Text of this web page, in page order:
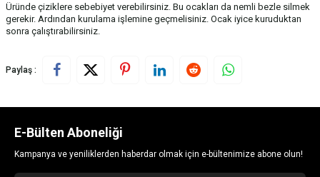
Üründe çiziklere sebebiyet verebilirsiniz. Bu ocakları da nemli bezle silmek
gerekir. Ardından kurulama işlemine geçmelisiniz. Ocak iyice kuruduktan
sonra çalıştırabilirsiniz.
Paylaş :
E-Bülten Aboneliği
Kampanya ve yeniliklerden haberdar olmak için e-bültenimize abone olun!